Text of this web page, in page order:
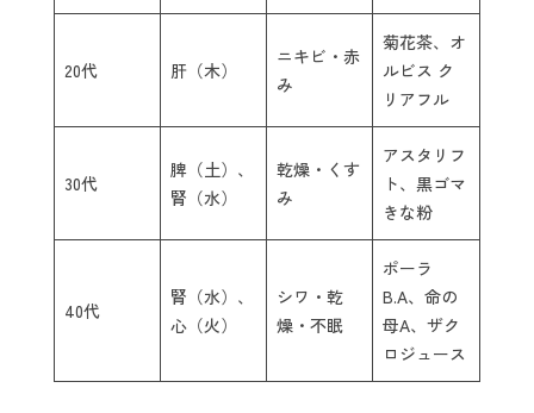
20代 肝（木）
ニキビ・赤
み
菊花茶、オ
ルビス ク
リアフル
30代
脾（土）、
腎（水）
乾燥・くす
み
アスタリフ
ト、黒ゴマ
きな粉
40代
腎（水）、
心（火）
シワ・乾
燥・不眠
ポーラ
B.A、命の
母A、ザク
ロジュース